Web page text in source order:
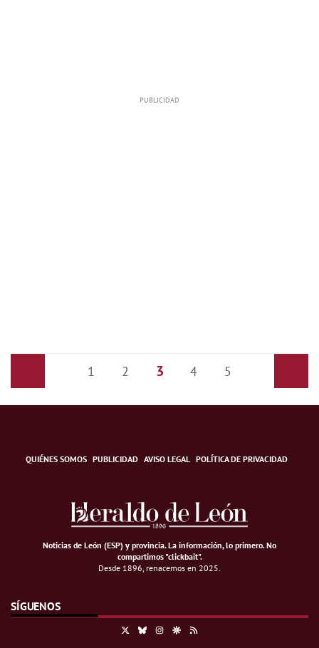
1 2 3 4 5
QUIÉNES SOMOS PUBLICIDAD AVISO LEGAL POLÍTICA DE PRIVACIDAD
Noticias de León (ESP) y provincia. La información, lo primero.No
compartimos "clickbait".
Desde 1896, renacemos en 2025.
SÍGUENOS
BlueskyInstagramGoogle Discover